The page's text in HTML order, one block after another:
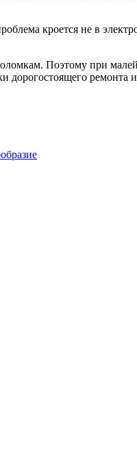
кроется не в
Поэтому при
дорогостоящего ремонта